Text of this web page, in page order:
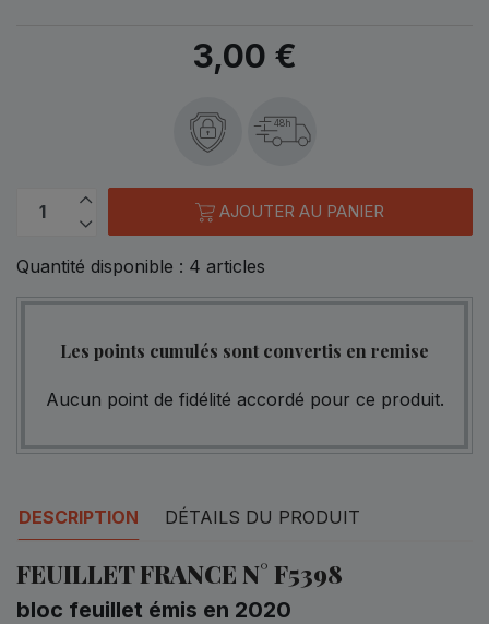
3,00 €
48h
AJOUTER AU PANIER
Quantité disponible : 4 articles
Les points cumulés sont convertis en remise
Aucun point de fidélité accordé pour ce produit.
DESCRIPTION DÉTAILS DU PRODUIT
FEUILLET FRANCE N° F5398
bloc feuillet émis en 2020